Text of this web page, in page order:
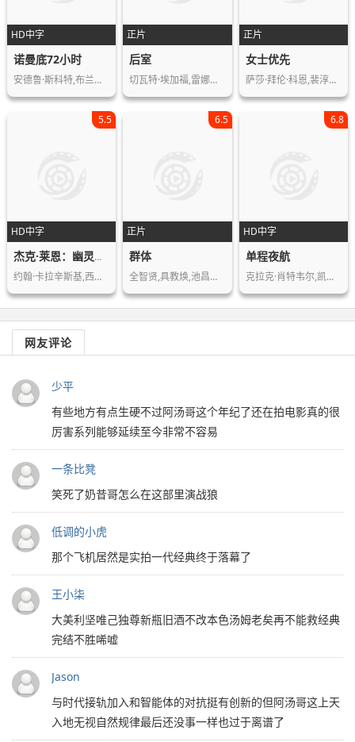
HD中字
诺曼底72小时
安德鲁·斯科特,布兰登·费舍,凯瑞·康…
正片
后室
切瓦特·埃加福,雷娜特·赖因斯夫,芬恩…
正片
女士优先
萨莎·拜伦·科恩,裴淳华,汤姆·戴维斯…
HD中字
5.5
杰克·莱恩：幽灵之战
约翰·卡拉辛斯基,西耶娜·米勒,哈立德…
正片
6.5
群体
全智贤,具教焕,池昌旭,申铉彬,金新绿,…
HD中字
6.8
单程夜航
克拉克·肖特韦尔,凯莉·B·埃维斯顿,…
网友评论
少平
有些地方有点生硬不过阿汤哥这个年纪了还在拍电影真的很
厉害系列能够延续至今非常不容易
一条比凳
笑死了奶昔哥怎么在这部里演战狼
低调的小虎
那个飞机居然是实拍一代经典终于落幕了
王小柒
大美利坚唯己独尊新瓶旧酒不改本色汤姆老矣再不能救经典
完结不胜唏嘘
Jason
与时代接轨加入和智能体的对抗挺有创新的但阿汤哥这上天
入地无视自然规律最后还没事一样也过于离谱了